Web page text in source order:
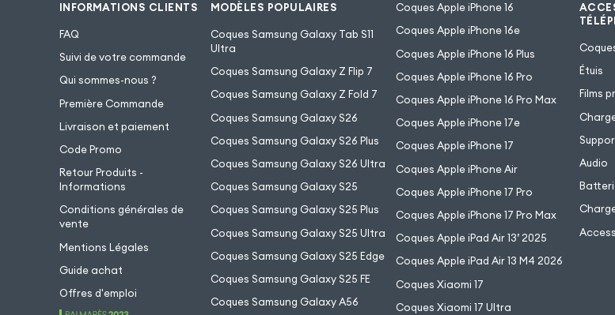
INFORMATIONS CLIENTS
FAQ
Suivi de votre commande
Qui sommes-nous ?
Première Commande
Livraison et paiement
Code Promo
Retour Produits -
Informations
Conditions générales de
vente
Mentions Légales
Guide achat
Offres d'emploi
MODÈLES POPULAIRES
Coques Samsung Galaxy Tab S11
Ultra
Coques Samsung Galaxy Z Flip 7
Coques Samsung Galaxy Z Fold 7
Coques Samsung Galaxy S26
Coques Samsung Galaxy S26 Plus
Coques Samsung Galaxy S26 Ultra
Coques Samsung Galaxy S25
Coques Samsung Galaxy S25 Plus
Coques Samsung Galaxy S25 Ultra
Coques Samsung Galaxy S25 Edge
Coques Samsung Galaxy S25 FE
Coques Samsung Galaxy A56
Coques Apple iPhone 16
Coques Apple iPhone 16e
Coques Apple iPhone 16 Plus
Coques Apple iPhone 16 Pro
Coques Apple iPhone 16 Pro Max
Coques Apple iPhone 17e
Coques Apple iPhone 17
Coques Apple iPhone Air
Coques Apple iPhone 17 Pro
Coques Apple iPhone 17 Pro Max
Coques Apple iPad Air 13’ 2025
Coques Apple iPad Air 13 M4 2026
Coques Xiaomi 17
Coques Xiaomi 17 Ultra
Étuis
Films
Audio